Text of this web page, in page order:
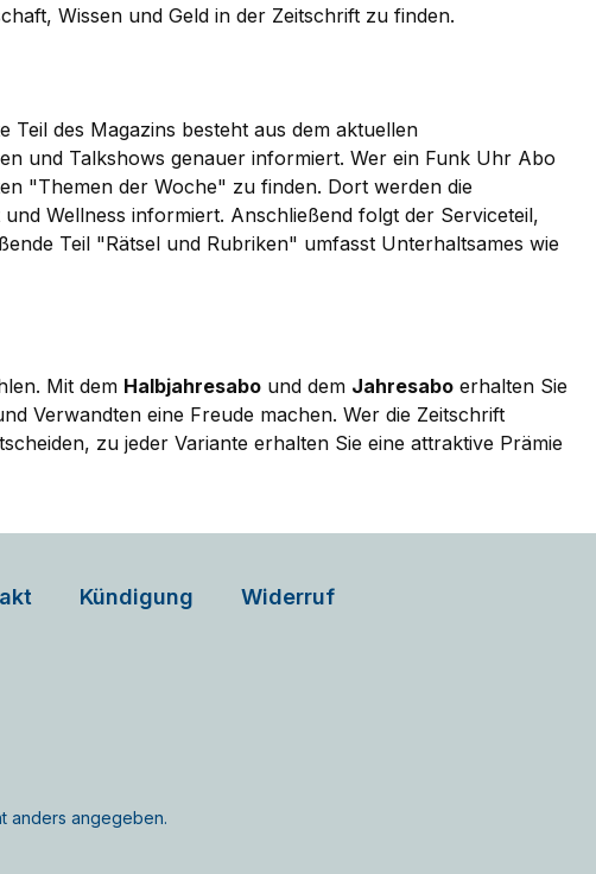
Wissen und Geld in der Zeitschrift zu finden.
des Magazins besteht aus dem aktuellen
und Talkshows genauer informiert. Wer ein Funk Uhr Abo
"Themen der Woche" zu finden. Dort werden die
Wellness informiert. Anschließend folgt der Serviceteil,
Teil "Rätsel und Rubriken" umfasst Unterhaltsames wie
Mit dem Halbjahresabo und dem Jahresabo erhalten Sie
Verwandten eine Freude machen. Wer die Zeitschrift
zu jeder Variante erhalten Sie eine attraktive Prämie
Kündigung Widerruf
anders angegeben.